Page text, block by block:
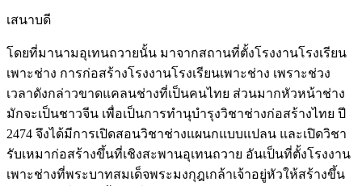
เสนาบดี
โดยที่มานามอุเทนถวายนั้น มาจากสถานที่ตั้งโรงงานโรงเรียน
เพาะช่าง การก่อสร้างโรงงานโรงเรียนเพาะช่าง เพราะช่วง
เวลาดังกล่าวขาดแคลนช่างที่เป็นคนไทย ส่วนมากหัวหน้าช่าง
มักจะเป็นชาวจีน เพื่อเป็นการทำนุบำรุงวิชาช่างก่อสร้างไทย ปี
2474 จึงได้มีการเปิดสอนวิชาช่างแผนกแบบแปลน และเปิดวิชา
รับเหมาก่อสร้างขึ้นที่เชิงสะพานอุเทนถวาย อันเป็นที่ตั้งโรงงาน
เพาะช่างที่พระบาทสมเด็จพระมงกุฎเกล้าเจ้าอยู่หัวให้สร้างขึ้น